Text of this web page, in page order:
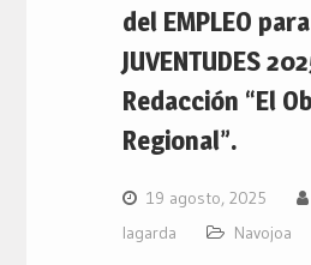
del EMPLEO
JUVENTUDES
Redacción “El
Regional”.
19 agosto, 2025
lagarda
Navojoa